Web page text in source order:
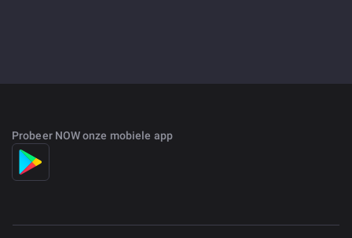
Probeer NOW onze mobiele app